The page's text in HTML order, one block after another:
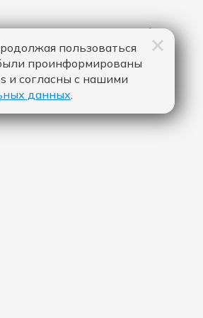
"НЕ ПОНЯЛА - МОЯ МИШЕЛЬ &
- INNA":
пользоваться
проинформированы
и согласны с нашими
данных.